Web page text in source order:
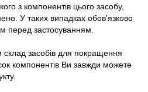
з компонентів цього засобу,
У таких випадках обов'язково
перед застосуванням.
засобів для покращення
компонентів Ви завжди можете